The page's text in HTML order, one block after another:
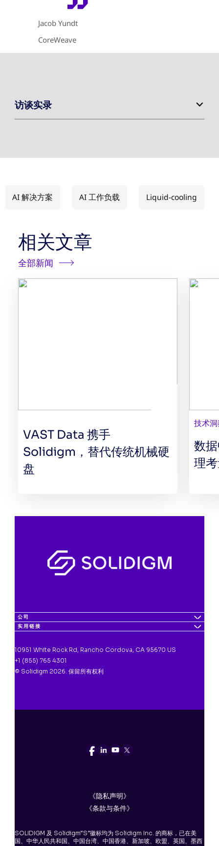
Jacob Yundt
CoreWeave
访谈实录
AI 解决方案 AI 工作负载 Liquid-cooling
相关文章
全部新闻
VAST Data 携手
Solidigm，替代传统机械硬
盘
技术
数
理
公司
实用链接
10951 White Rock Rd, Rancho Cordova, CA 95670 US
+1 (855) 765 4301
© Solidigm 2026. 保留所有权利
《隐私声明》
《条款与条件》
SOLIDIGM 及 Solidigm“S”徽标均为 Solidigm Inc. 的商标，已在美
国、中华人民共和国、中国台湾、中国香港、新加坡、欧盟、英国、墨西